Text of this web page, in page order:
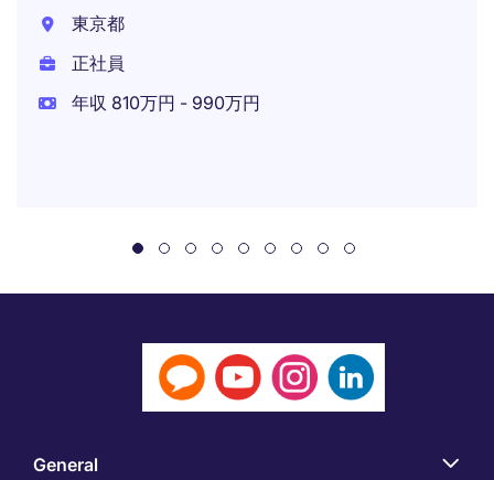
東京都
正社員
年収 810万円 - 990万円
General